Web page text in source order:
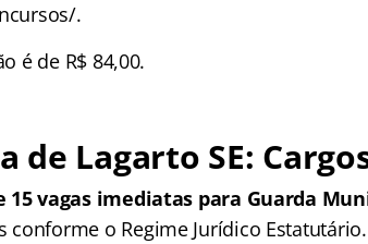
.
é de R$ 84,00.
de Lagarto SE:
vagas imediatas para Guarda
conforme o Regime Jurídico